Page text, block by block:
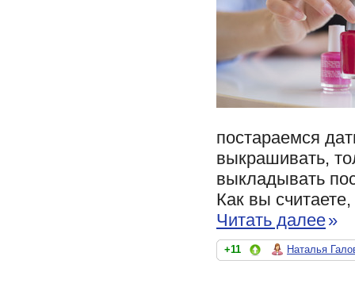
постараемся
выкрашивать,
выкладывать
Как вы
Читать далее»
+11 Наталья